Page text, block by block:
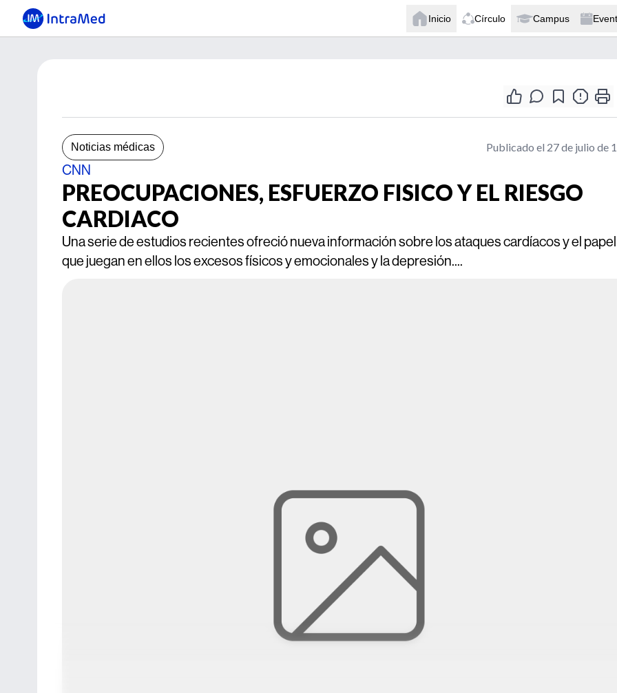
Inicio Círculo Campus
Noticias médicas Publicado el 27 de julio de
CNN
PREOCUPACIONES, ESFUERZO FISICO Y EL RIESGO
CARDIACO
Una serie de estudios recientes ofreció nueva información sobre los ataques cardíacos y el papel
que juegan en ellos los excesos físicos y emocionales y la depresión....